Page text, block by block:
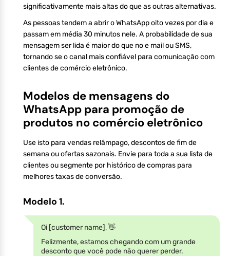
significativamente mais altas do que as outras alternativas.
As pessoas tendem a abrir o WhatsApp oito vezes por dia e
passam em média 30 minutos nele. A probabilidade de sua
mensagem ser lida é maior do que no e mail ou SMS,
tornando se o canal mais confiável para comunicação com
clientes de comércio eletrônico.
Modelos de mensagens do
WhatsApp para promoção de
produtos no comércio eletrônico
Use isto para vendas relâmpago, descontos de fim de
semana ou ofertas sazonais. Envie para toda a sua lista de
clientes ou segmente por histórico de compras para
melhores taxas de conversão.
Modelo 1.
Oi [customer name], 👋
Felizmente, estamos chegando com um grande
desconto que você pode não querer perder.